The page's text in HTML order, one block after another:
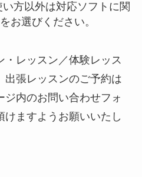
方以外は対応ソフトに関
お選びください。
・レッスン／体験レッス
出張レッスンのご予約は
ジ内のお問い合わせフォ
けますようお願いいたし